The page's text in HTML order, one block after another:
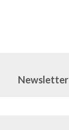
Newsletter